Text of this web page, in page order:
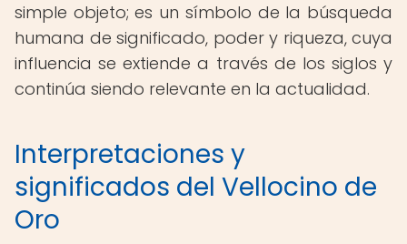
simple objeto; es un símbolo de la búsqueda
humana de significado, poder y riqueza, cuya
influencia se extiende a través de los siglos y
continúa siendo relevante en la actualidad.
Interpretaciones y
significados del Vellocino de
Oro